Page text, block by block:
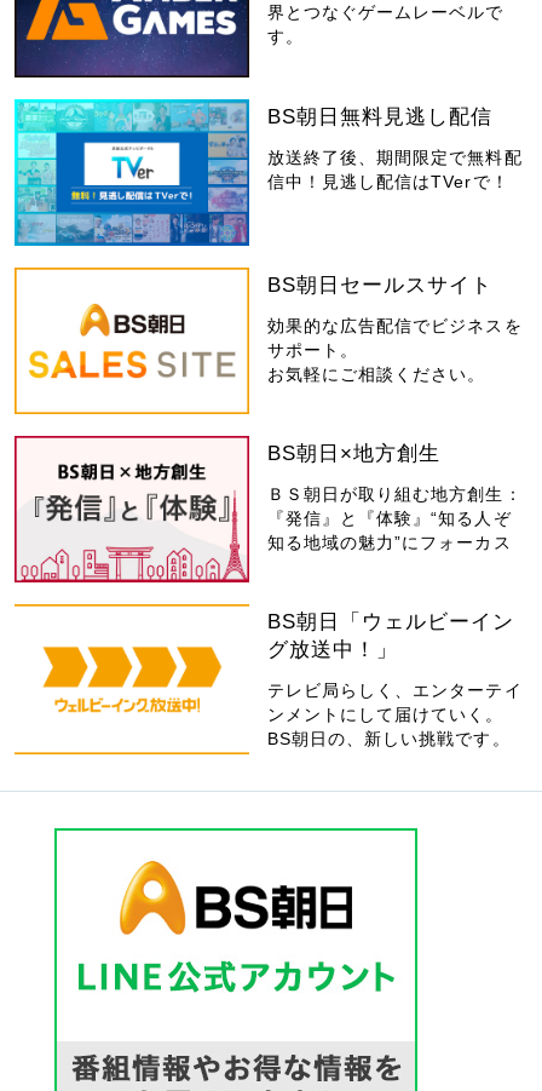
界とつなぐゲームレーベルで
す。
BS朝日無料見逃し配信
放送終了後、期間限定で無料配
信中！見逃し配信はTVerで！
BS朝日セールスサイト
効果的な広告配信でビジネスを
サポート。
お気軽にご相談ください。
BS朝日×地方創生
ＢＳ朝日が取り組む地方創生：
『発信』と『体験』“知る人ぞ
知る地域の魅力”にフォーカス
BS朝日「ウェルビーイン
グ放送中！」
テレビ局らしく、エンターテイ
ンメントにして届けていく。
BS朝日の、新しい挑戦です。